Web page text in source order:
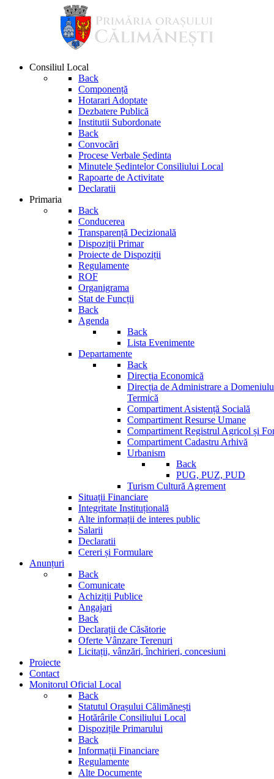
Consiliul Local
Back
Componență
Hotarari Adoptate
Dezbatere Publică
Institutii Subordonate
Back
Convocări
Procese Verbale Ședinta
Minutele Ședintelor Consiliului Local
Rapoarte de Activitate
Declaratii
Primaria
Back
Conducerea
Transparență Decizională
Dispoziții Primar
Proiecte de Dispoziții
Regulamente
ROF
Organigrama
Stat de Funcții
Back
Agenda
Back
Lista Evenimente
Departamente
Back
Direcția Economică
Direcția de Administrare a
Termică
Compartiment Asistență Socială
Compartiment Resurse Umane
Compartiment Registrul Agricol și
Compartiment Cadastru Arhivă
Urbanism
Back
PUG, PUZ, PUD
Turism Cultură Agrement
Situații Financiare
Integritate Instituțională
Alte informații de interes public
Salarii
Declaratii
Cereri și Formulare
Anunțuri
Back
Comunicate
Achiziții Publice
Angajari
Back
Declarații de Căsătorie
Oferte Vânzare Terenuri
Licitații, vânzări, închirieri, concesiuni
Proiecte
Contact
Monitorul Oficial Local
Back
Statutul Orașului Călimănești
Hotărârile Consiliului Local
Dispozițile Primarului
Back
Informații Financiare
Regulamente
Alte Documente